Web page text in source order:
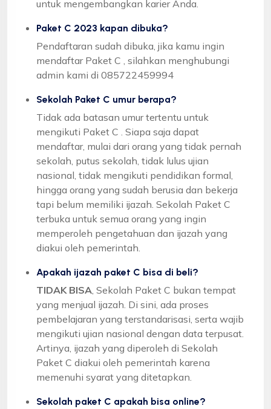
untuk mengembangkan karier Anda.
Paket C 2023 kapan dibuka?
Pendaftaran sudah dibuka, jika kamu ingin
mendaftar Paket C , silahkan menghubungi
admin kami di 085722459994
Sekolah Paket C umur berapa?
Tidak ada batasan umur tertentu untuk
mengikuti Paket C . Siapa saja dapat
mendaftar, mulai dari orang yang tidak pernah
sekolah, putus sekolah, tidak lulus ujian
nasional, tidak mengikuti pendidikan formal,
hingga orang yang sudah berusia dan bekerja
tapi belum memiliki ijazah. Sekolah Paket C
terbuka untuk semua orang yang ingin
memperoleh pengetahuan dan ijazah yang
diakui oleh pemerintah.
Apakah ijazah paket C bisa di beli?
TIDAK BISA , Sekolah Paket C bukan tempat
yang menjual ijazah. Di sini, ada proses
pembelajaran yang terstandarisasi, serta wajib
mengikuti ujian nasional dengan data terpusat.
Artinya, ijazah yang diperoleh di Sekolah
Paket C diakui oleh pemerintah karena
memenuhi syarat yang ditetapkan.
Sekolah paket C apakah bisa online?